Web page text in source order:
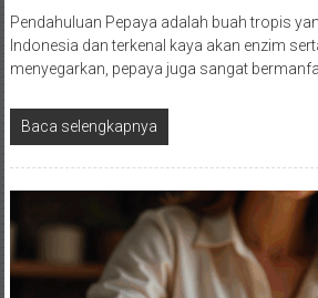
Pendahuluan Pepaya adalah buah tropis
Indonesia dan terkenal kaya akan enzim
menyegarkan, pepaya juga sangat
Baca selengkapnya